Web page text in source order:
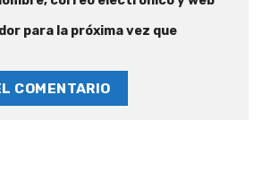
para la próxima vez que